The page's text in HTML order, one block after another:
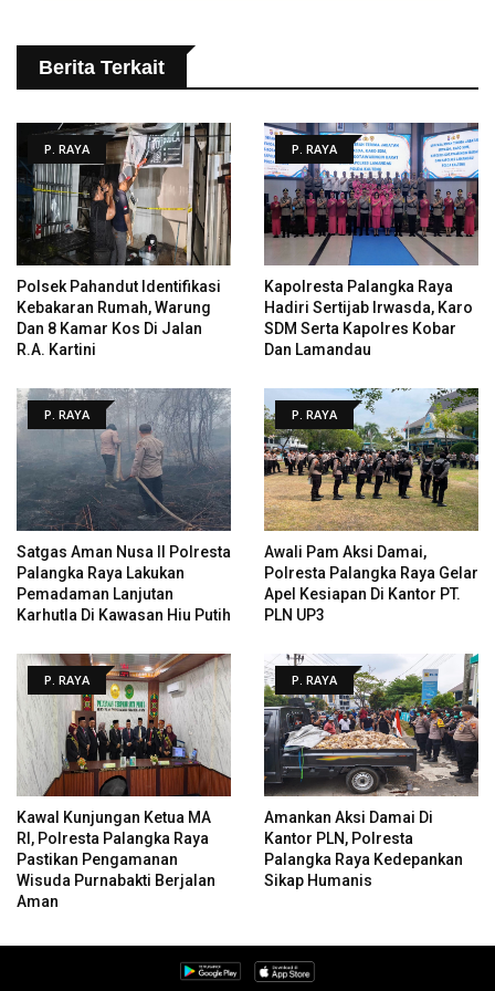
Berita Terkait
P. RAYA
Polsek Pahandut Identifikasi
Kebakaran Rumah, Warung
Dan 8 Kamar Kos Di Jalan
R.A. Kartini
P. RAYA
Kapolresta Palangka Raya
Hadiri Sertijab Irwasda, Karo
SDM Serta Kapolres Kobar
Dan Lamandau
P. RAYA
Satgas Aman Nusa II Polresta
Palangka Raya Lakukan
Pemadaman Lanjutan
Karhutla Di Kawasan Hiu Putih
P. RAYA
Awali Pam Aksi Damai,
Polresta Palangka Raya Gelar
Apel Kesiapan Di Kantor PT.
PLN UP3
P. RAYA
Kawal Kunjungan Ketua MA
RI, Polresta Palangka Raya
Pastikan Pengamanan
Wisuda Purnabakti Berjalan
Aman
P. RAYA
Amankan Aksi Damai Di
Kantor PLN, Polresta
Palangka Raya Kedepankan
Sikap Humanis